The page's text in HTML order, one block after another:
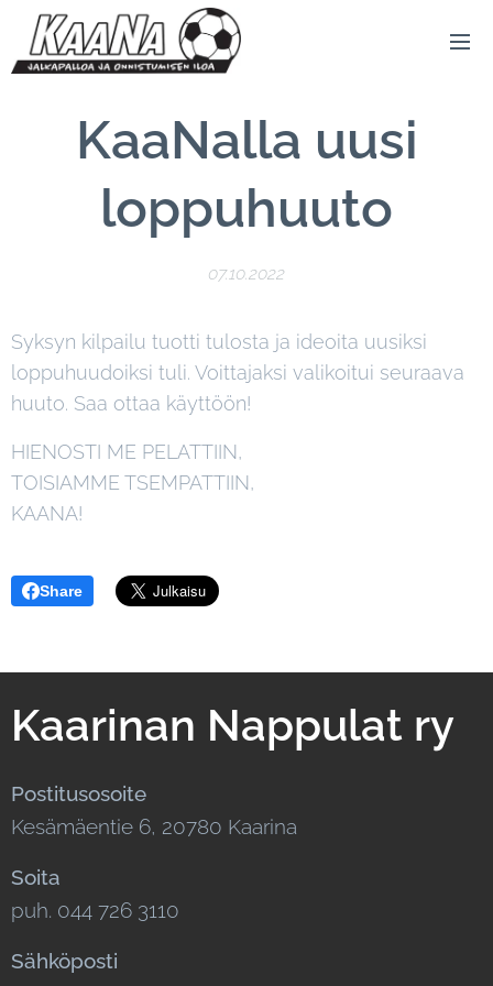
KaaNalla uusi
loppuhuuto
07.10.2022
Syksyn kilpailu tuotti tulosta ja ideoita uusiksi
loppuhuudoiksi tuli. Voittajaksi valikoitui seuraava
huuto. Saa ottaa käyttöön!
HIENOSTI ME PELATTIIN,
TOISIAMME TSEMPATTIIN,
KAANA!
Share
Kaarinan Nappulat ry
Postitusosoite
Kesämäentie 6, 20780 Kaarina
Soita
puh. 044 726 3110
Sähköposti